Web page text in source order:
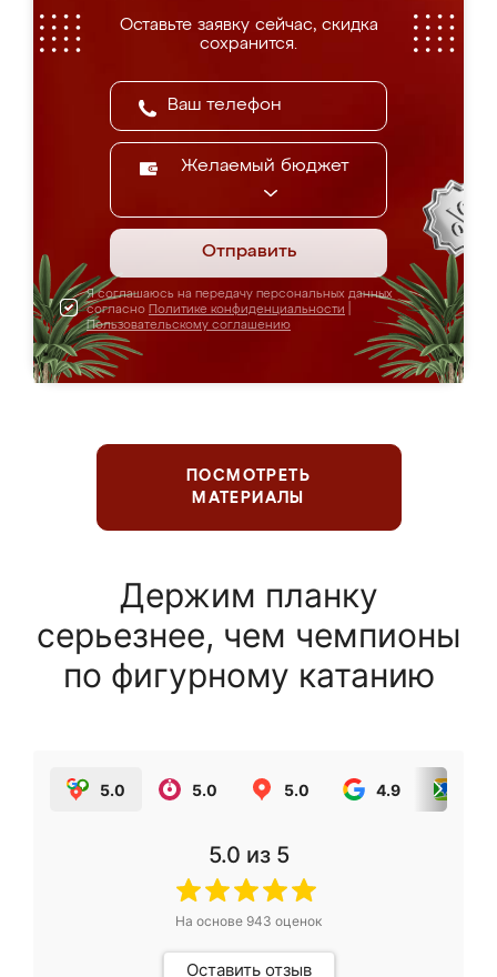
Оставьте заявку сейчас, скидка
сохранится.
Желаемый бюджет
Отправить
Я соглашаюсь на передачу персональных данных
согласно Политике конфиденциальности
Пользовательскому соглашению
ПОСМОТРЕТЬ
МАТЕРИАЛЫ
Держим планку
серьезнее, чем чемпионы
по фигурному катанию
5.0 5.0 5.0 4.9
5.0 из 5
На основе 943 оценок
Оставить отзыв